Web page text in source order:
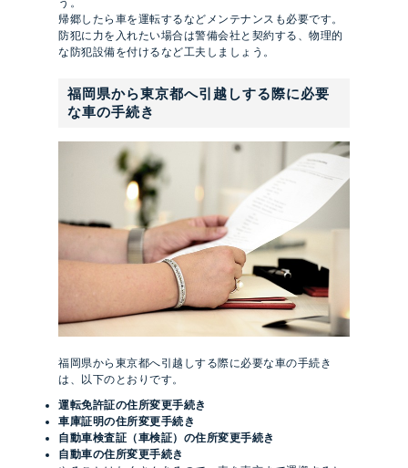
う。
帰郷したら車を運転するなどメンテナンスも必要です。
防犯に力を入れたい場合は警備会社と契約する、物理的
な防犯設備を付けるなど工夫しましょう。
福岡県から東京都へ引越しする際に必要
な車の手続き
福岡県から東京都へ引越しする際に必要な車の手続き
は、以下のとおりです。
運転免許証の住所変更手続き
車庫証明の住所変更手続き
自動車検査証（車検証）の住所変更手続き
自動車の住所変更手続き